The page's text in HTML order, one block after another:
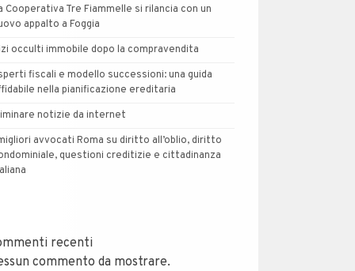
Cooperativa Tre Fiammelle si rilancia con un
appalto a Foggia
occulti immobile dopo la compravendita
fiscali e modello successioni: una guida
nella pianificazione ereditaria
notizie da internet
avvocati Roma su diritto all’oblio, diritto
questioni creditizie e cittadinanza
recenti
commento da mostrare.